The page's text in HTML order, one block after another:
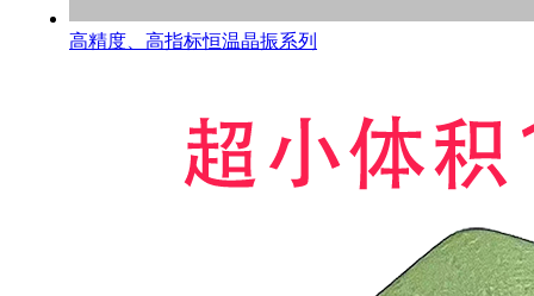
高精度、高指标恒温晶振系列